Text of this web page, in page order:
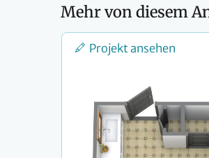
Mehr von diesem
Projekt ansehen